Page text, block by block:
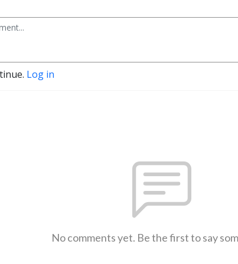
Log in
No comments yet. Be the first to say